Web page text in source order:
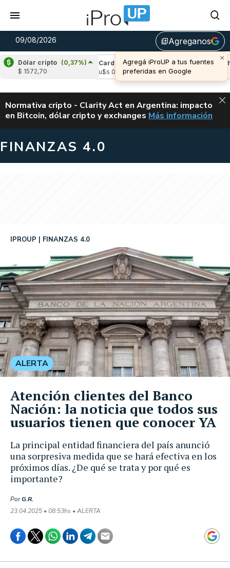
09/08/2026 library_addAgreganos
×
Agregá iProUP a tus fuentes
preferidas en Google
Dólar cripto (0,37%)
$ 1572,70
(-0,11%)
Cardano
(-1,54%)
u$s 0,20
Avalanche
u$s 6,47
ALERTA
Normativa cripto - Clarity Act en Argentina: impacto
en Bitcoin, dólar cripto y exchanges CLARITY ACT EN
Más información
FINANZAS 4.0
La principal entidad financiera del país anunció
una sorpresiva medida que se hará efectiva en los
próximos días. ¿De qué se trata y por qué es
importante?
IPROUP FINANZAS 4.0
PorG.R.
23.04.2025 • 08:53hs • ALERTA
ALERTA
Atención clientes del Banco
Nación: la noticia que todos sus
usuarios tienen que conocer YA